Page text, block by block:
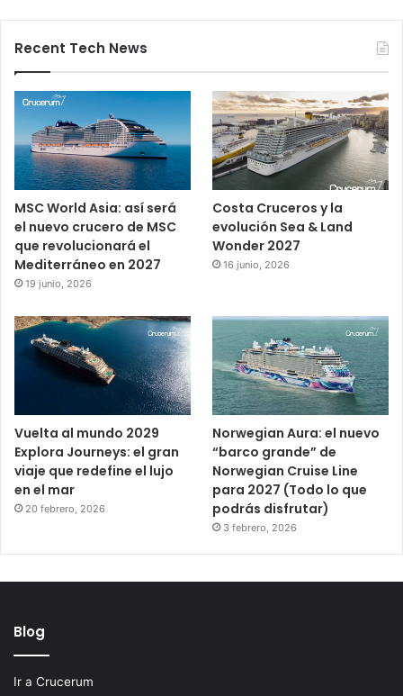
Recent Tech News
MSC World Asia: así será
el nuevo crucero de MSC
que revolucionará el
Mediterráneo en 2027
19 junio, 2026
Costa Cruceros y la
evolución Sea & Land
Wonder 2027
16 junio, 2026
Vuelta al mundo 2029
Explora Journeys: el gran
viaje que redefine el lujo
en el mar
20 febrero, 2026
Norwegian Aura: el nuevo
“barco grande” de
Norwegian Cruise Line
para 2027 (Todo lo que
podrás disfrutar)
3 febrero, 2026
Blog
Ir a Crucerum